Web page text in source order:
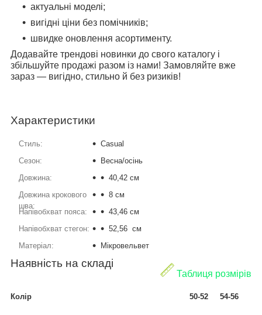
актуальні моделі;
вигідні ціни без помічників;
швидке оновлення асортименту.
Додавайте трендові новинки до свого каталогу і
збільшуйте продажі разом із нами! Замовляйте вже
зараз — вигідно, стильно й без ризиків!
Характеристики
Стиль:
Casual
Сезон:
Весна/осінь
Довжина:
40,42 см
Довжина крокового
шва:
8 см
Напівобхват пояса:
43,46 см
Напівобхват стегон:
52,56 см
Матеріал:
Мікровельвет
Таблиця розмірів
Наявність на складі
Колір 50-52 54-56